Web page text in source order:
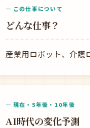
— この仕事について
どんな仕事？
産業用ロボット、介護
— 現在・5年後・10年後
AI時代の変化予測